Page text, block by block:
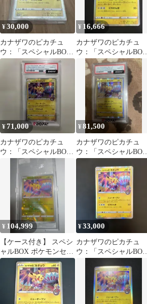
¥30,000
カナザワのピカチュ
ウ：「スペシャルBOX
ポケモンセンターカナ
ザワオープン記念…
¥ 16,666
カナザワのピカチュ
ウ：「スペシャルBOX
ポケモンセンターカナ
ザワオープン記念…
¥71,000
カナザワのピカチュ
ウ：「スペシャルBOX
ポケモンセンターカナ
ザワオープン記念…
¥81,500
カナザワのピカチュ
ウ：「スペシャルBOX
ポケモンセンターカナ
ザワオープン記念…
¥ 104,999
【ケース付き】 スペシ
ャルBOX ポケモンセン
ター カナザワ プロモ
未開封
¥33,000
カナザワのピカチュ
ウ：「スペシャルBOX
ザワオープン記念…